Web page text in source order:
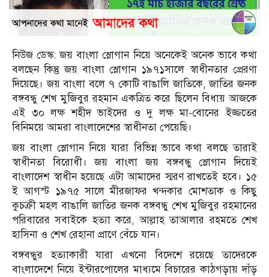
নিউজ ডেস্ক: জয় বাংলা স্লোগান নিয়ে অনেকেই অনেক ভাবে কথা
বলছেন কিন্তু জয় বাংলা স্লোগান ১৯৭১সালে স্বাধীনতার প্রেরণা
দিয়েছে। জয় বাংলা বলে ৭ কোটি বাঙালি জাতিকে, জাতির জনক
বঙ্গবন্ধু শেখ মুজিবুর রহমান একত্রিত করে ছিলেন বিধায় আজকে
এই ৩০ লক্ষ শহীদ ভাইদের ও দু লক্ষ মা-বোনের ইজ্জতের
বিনিময়ে আমরা বাংলাদেশের স্বাধীনতা পেয়েছি।
জয় বাংলা স্লোগান নিয়ে যারা বিভিন্ন ভাবে কথা বলছে তারাই
স্বাধীনতা বিরোধী। জয় বাংলা জয় বঙ্গবন্ধু স্লোগান দিয়েই
বাংলাদেশ স্বাধীন হয়েছে এটা আমাদের স্মরণ রাখতেই হবে। ১৫
ই আগস্ট ১৯৭৫ সালে মীরজাফর খন্দকার মোশতাক ও কিছু
কুচক্রী মহল বাঙালি জাতির জনক বঙ্গবন্ধু শেখ মুজিবুর রহমানের
পরিবারের সবাইকে হত্যা করে, আল্লাহ তাআলার রহমতে শেখ
হাসিনা ও শেখ রেহানা প্রাণে বেঁচে যান।
বঙ্গবন্ধুর হত্যাকারী যারা এখনো বিদেশে রয়েছে তাদেরকে
বাংলাদেশে নিয়ে ইন্টারপোলের মাধ্যমে বিচারের কাঠগড়ায় দাঁড়